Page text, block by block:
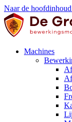
Naar de hoofdinhoud
Machines